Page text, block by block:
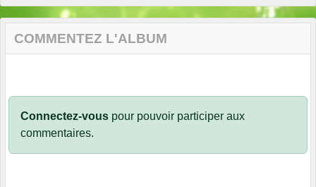
COMMENTEZ L'ALBUM
Connectez-vous pour pouvoir participer aux
commentaires.